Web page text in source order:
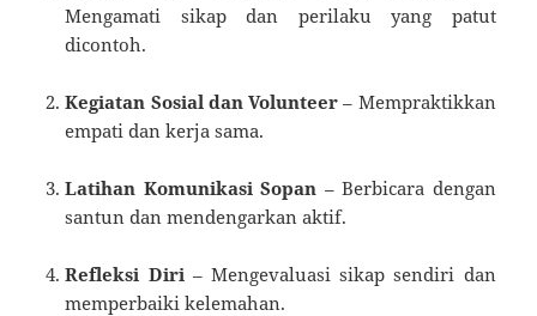
Mengamati sikap dan perilaku yang patut
dicontoh.
Kegiatan Sosial dan Volunteer – Mempraktikkan
empati dan kerja sama.
Latihan Komunikasi Sopan – Berbicara dengan
santun dan mendengarkan aktif.
Refleksi Diri – Mengevaluasi sikap sendiri dan
memperbaiki kelemahan.